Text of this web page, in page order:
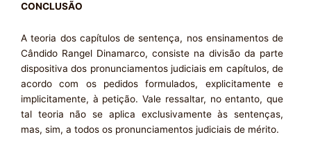
CONCLUSÃO
A teoria dos capítulos de sentença, nos ensinamentos de
Cândido Rangel Dinamarco, consiste na divisão da parte
dispositiva dos pronunciamentos judiciais em capítulos, de
acordo com os pedidos formulados, explicitamente e
implicitamente, à petição. Vale ressaltar, no entanto, que
tal teoria não se aplica exclusivamente às sentenças,
mas, sim, a todos os pronunciamentos judiciais de mérito.